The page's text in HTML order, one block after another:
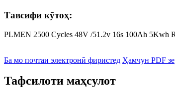
Тавсифи кӯтоҳ:
PLMEN 2500 Cycles 48V /51.2v 16s 100Ah 5Kwh
Ба мо почтаи электронӣ фиристед Ҳамчун PDF
Тафсилоти маҳсулот